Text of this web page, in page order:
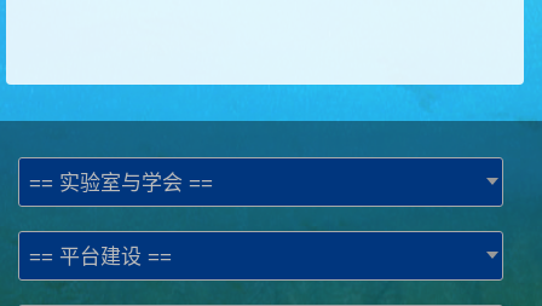
== 实验室与学会 ==
== 平台建设 ==